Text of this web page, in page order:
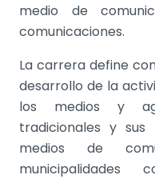
medio de
comunicaciones.
La carrera define
desarrollo de la
los medios y
tradicionales y
medios de